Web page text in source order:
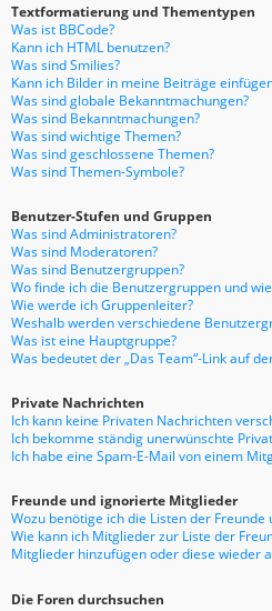
Textformatierung und Thementypen
Was ist BBCode?
Kann ich HTML benutzen?
Was sind Smilies?
Kann ich Bilder in meine Beiträge
Was sind globale Bekanntmachungen?
Was sind Bekanntmachungen?
Was sind wichtige Themen?
Was sind geschlossene Themen?
Was sind Themen-Symbole?
Benutzer-Stufen und Gruppen
Was sind Administratoren?
Was sind Moderatoren?
Was sind Benutzergruppen?
Wo finde ich die Benutzergruppen und
Wie werde ich Gruppenleiter?
Weshalb werden verschiedene
Was ist eine Hauptgruppe?
Was bedeutet der „Das Team“-Link auf
Private Nachrichten
Ich kann keine Privaten Nachrichten
Ich bekomme ständig unerwünschte
Ich habe eine Spam-E-Mail von einem
Freunde und ignorierte Mitglieder
Wozu benötige ich die Listen der
Wie kann ich Mitglieder zur Liste der
Mitglieder hinzufügen oder diese wieder
Die Foren durchsuchen